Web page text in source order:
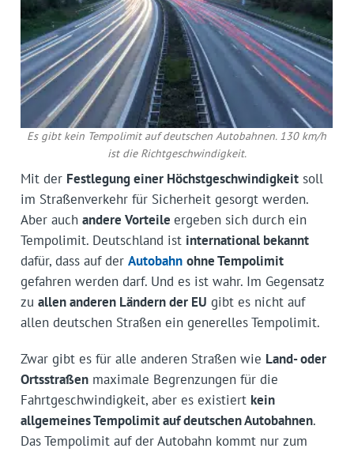
Es gibt kein Tempolimit auf deutschen Autobahnen. 130 km/h
ist die Richtgeschwindigkeit.
Mit der Festlegung einer Höchstgeschwindigkeitsoll
im Straßenverkehr für Sicherheit gesorgt werden.
Aber auch andere Vorteile ergeben sich durch ein
Tempolimit. Deutschland ist international bekannt
dafür, dass auf der Autobahn ohne Tempolimit
gefahren werden darf. Und es ist wahr. Im Gegensatz
zu allen anderen Ländern der EU gibt es nicht auf
allen deutschen Straßen ein generelles Tempolimit.
Zwar gibt es für alle anderen Straßen wie Land- oder
Ortsstraßenmaximale Begrenzungen für die
Fahrtgeschwindigkeit, aber es existiert kein
allgemeines Tempolimit auf deutschen Autobahnen.
Das Tempolimit auf der Autobahn kommt nur zum